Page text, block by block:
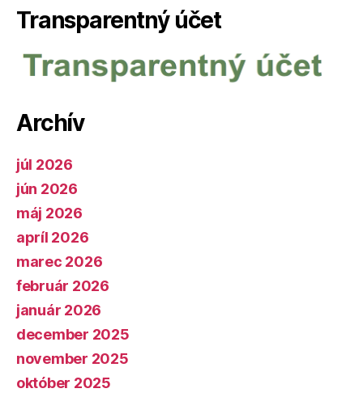
Transparentný účet
Archív
júl 2026
jún 2026
máj 2026
apríl 2026
marec 2026
február 2026
január 2026
december 2025
november 2025
október 2025